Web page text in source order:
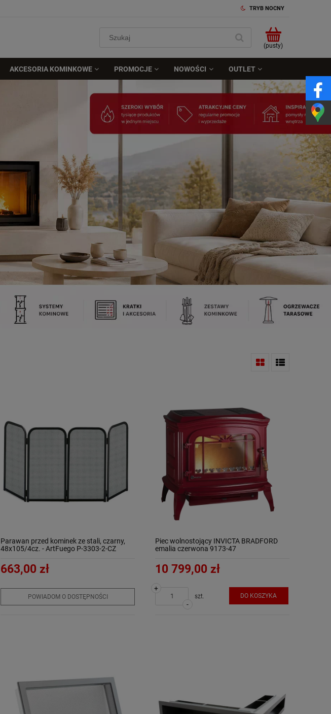
TRYB NOCNY
(pusty)
AKCESORIA KOMINKOWE PROMOCJE NOWOŚCI OUTLET
Parawan przed kominek ze stali, czarny,
48x105/4cz. - ArtFuego P-3303-2-CZ
663,00 zł
POWIADOM O DOSTĘPNOŚCI
Piec wolnostojący INVICTA BRADFORD
emalia czerwona 9173-47
10 799,00 zł
-
+
szt. DO KOSZYKA